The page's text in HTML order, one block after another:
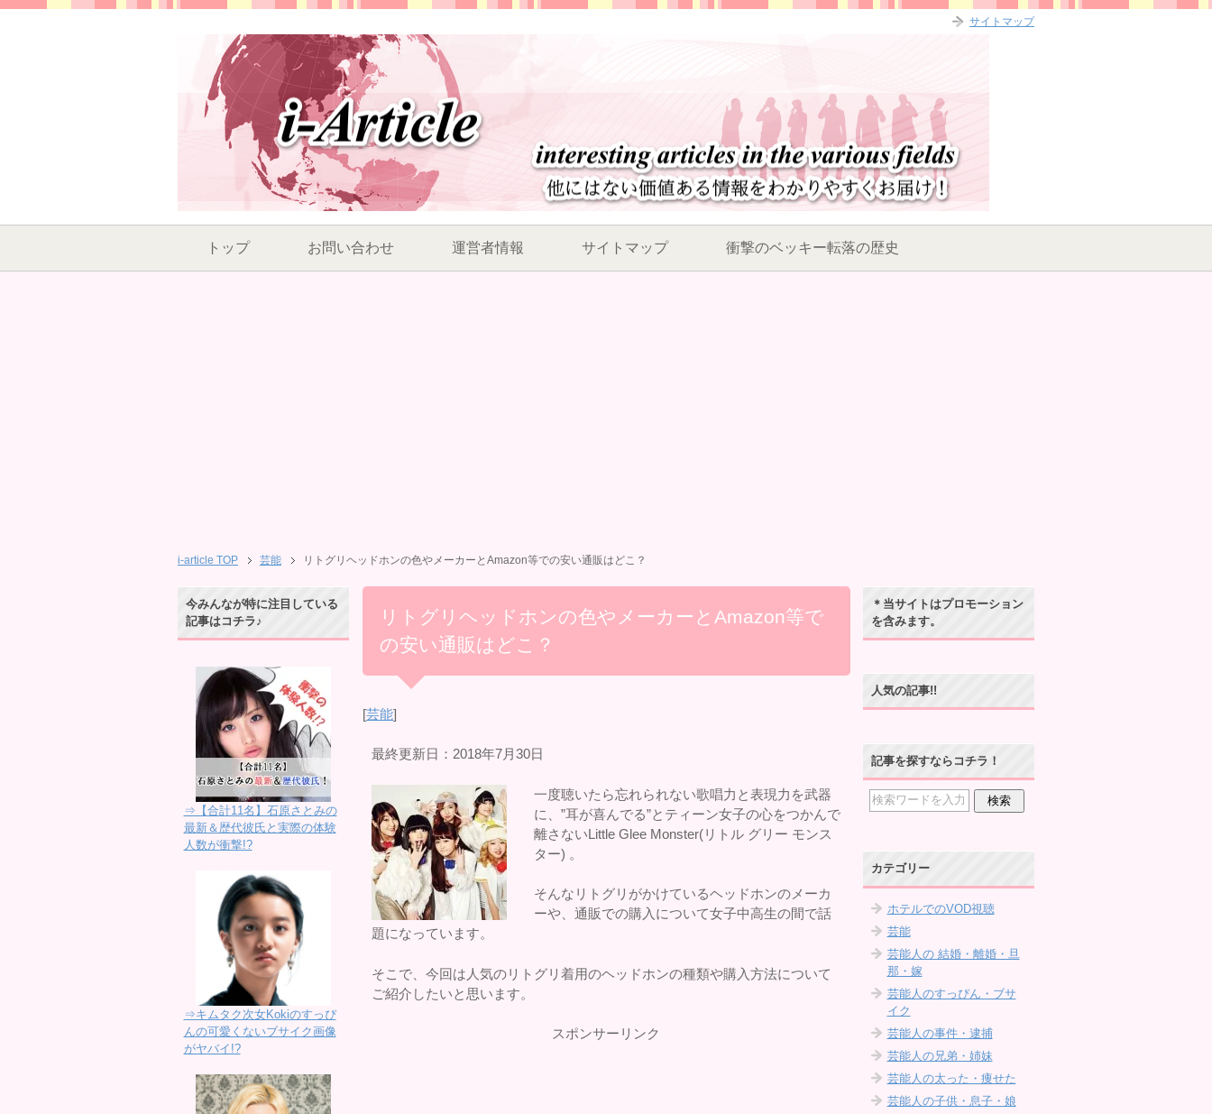
トップ お問い合わせ 運営者情報 サイトマップ 衝撃のベッキー転落の歴史
i-article TOP 芸能 リトグリヘッドホンの色やメーカーとAmazon等での安い通販はどこ？
リトグリヘッドホンの色やメーカーとAmazon等で
の安い通販はどこ？
[芸能]
最終更新日：2018年7月30日
一度聴いたら忘れられない歌唱力と表現力を武器
に、”耳が喜んでる”とティーン女子の心をつかんで
離さないLittle Glee Monster(リトル グリー モンス
ター) 。
そんなリトグリがかけているヘッドホンのメーカ
ーや、通販での購入について女子中高生の間で話
題になっています。
そこで、今回は人気のリトグリ着用のヘッドホンの種類や購入方法について
ご紹介したいと思います。
スポンサーリンク
今みんなが特に注目している
記事はコチラ♪
⇒【合計11名】石原さとみの
最新＆歴代彼氏と実際の体験
人数が衝撃!?
⇒キムタク次女Kokiのすっぴ
んの可愛くないブサイク画像
がヤバイ!?
＊当サイトはプロモーション
を含みます。
人気の記事!!
記事を探すならコチラ！
カテゴリー
ホテルでのVOD視聴
芸能
芸能人の 結婚・離婚・旦
那・嫁
芸能人のすっぴん・ブサ
イク
芸能人の事件・逮捕
芸能人の兄弟・姉妹
芸能人の太った・痩せた
芸能人の子供・息子・娘
サイトマップ